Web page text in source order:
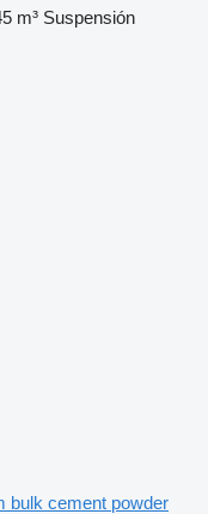
m³ Suspensión
bulk cement powder